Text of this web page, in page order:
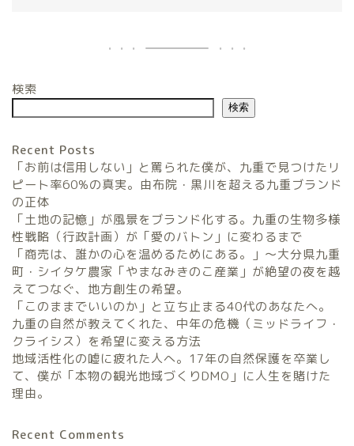
検索
検索
Recent Posts
「お前は信用しない」と罵られた僕が、九重で見つけたリ
ピート率60%の真実。由布院・黒川を超える九重ブランド
の正体
「土地の記憶」が風景をブランド化する。九重の生物多様
性戦略（行政計画）が「愛のバトン」に変わるまで
「商売は、誰かの心を温めるためにある。」〜大分県九重
町・シイタケ農家「やまなみきのこ産業」が絶望の夜を越
えてつなぐ、地方創生の希望。
「このままでいいのか」と立ち止まる40代のあなたへ。
九重の自然が教えてくれた、中年の危機（ミッドライフ・
クライシス）を希望に変える方法
地域活性化の嘘に疲れた人へ。17年の自然保護を卒業し
て、僕が「本物の観光地域づくりDMO」に人生を賭けた
理由。
Recent Comments
農家民宿FarmStay
暮らしと農のタネLifeStyle
観光地域づくりタネ
TourismDevelopment
田舎の仕事のタネ